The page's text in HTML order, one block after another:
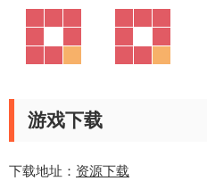
游戏下载
下载地址： 资源下载